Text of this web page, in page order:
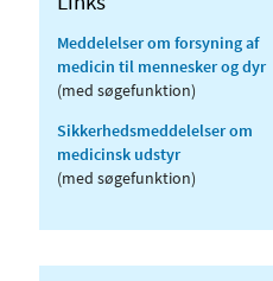
Meddelelser om forsyning af
medicin til mennesker og dyr
(med søgefunktion)
Sikkerhedsmeddelelser om
medicinsk udstyr
(med søgefunktion)